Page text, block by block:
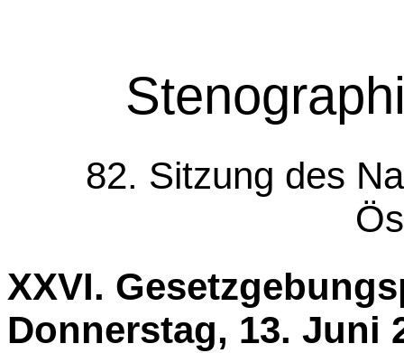
82. Sitzung des
XXVI.
Donnerstag, 13. Juni